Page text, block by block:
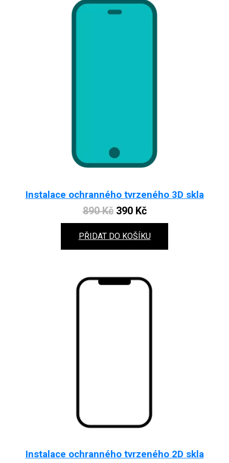
Instalace ochranného tvrzeného 3D skla
890Kč Original
price
was:
890 Kč.
390 KčCurrent
price
is:
390 Kč.
PŘIDAT DO KOŠÍKU
Instalace ochranného tvrzeného 2D skla